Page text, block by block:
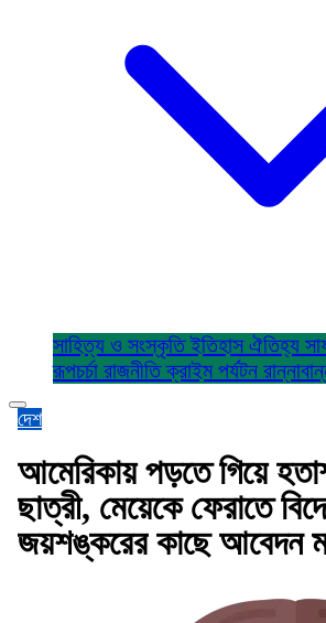
সাহিত্য ও সংস্কৃতিইতিহাস ঐতিহ্য
রূপচর্চা রাজনীতিক্রাইম পর্যটন
দেশ
আমেরিকায় পড়তে গিয়ে
ছাত্রী, মেয়েকে ফেরাতে
জয়শঙ্করের কাছে আবেদন